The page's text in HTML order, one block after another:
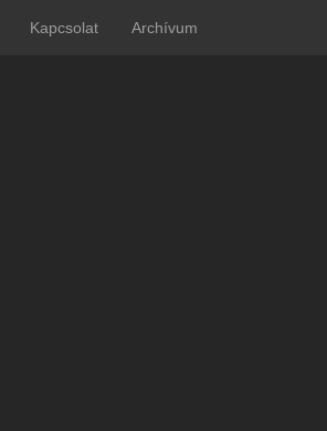
Kapcsolat Archívum